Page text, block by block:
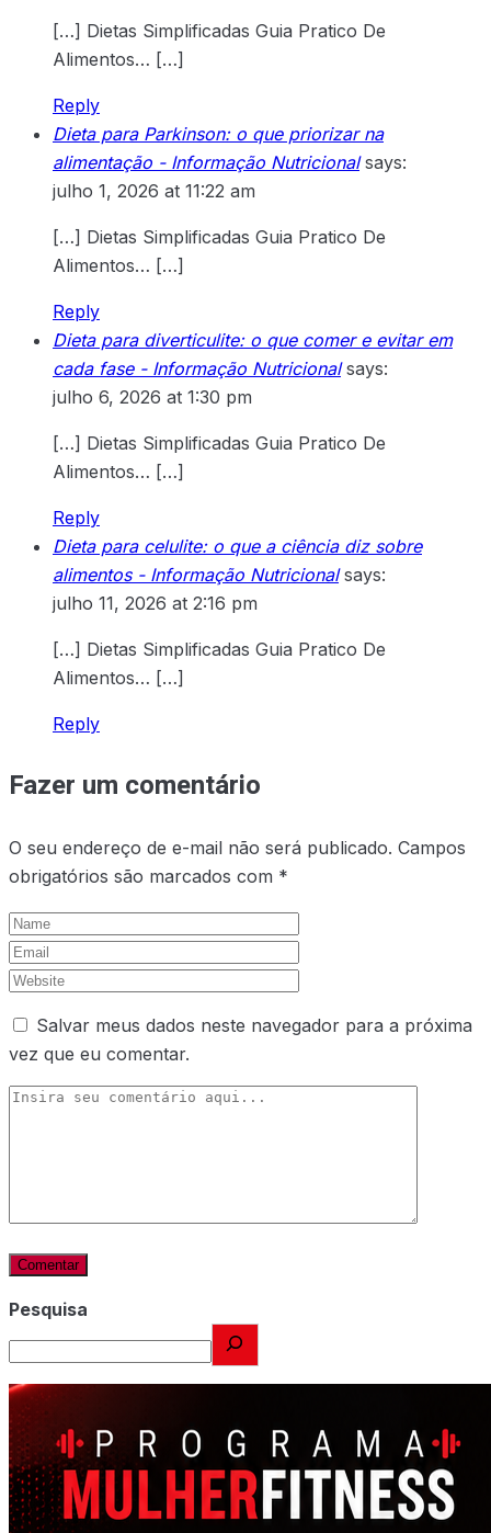
[…] Dietas Simplificadas Guia Pratico De
Alimentos… […]
Reply
Dieta para Parkinson: o que priorizar na
alimentação - Informação Nutricional says:
julho 1, 2026 at 11:22 am
[…] Dietas Simplificadas Guia Pratico De
Alimentos… […]
Reply
Dieta para diverticulite: o que comer e evitar em
cada fase - Informação Nutricional says:
julho 6, 2026 at 1:30 pm
[…] Dietas Simplificadas Guia Pratico De
Alimentos… […]
Reply
Dieta para celulite: o que a ciência diz sobre
alimentos - Informação Nutricional says:
julho 11, 2026 at 2:16 pm
[…] Dietas Simplificadas Guia Pratico De
Alimentos… […]
Reply
Fazer um comentário
O seu endereço de e-mail não será publicado. Campos
obrigatórios são marcados com *
Salvar meus dados neste navegador para a próxima
vez que eu comentar.
Pesquisa